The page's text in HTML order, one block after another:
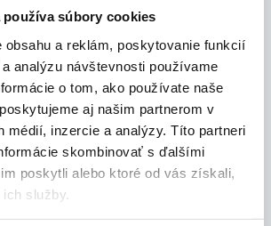
súbory cookies
obsahu a reklám, poskytovanie funkcií
analýzu návštevnosti používame
o tom, ako používate naše
aj našim partnerom v
médií, inzercie a analýzy. Títo partneri
skombinovať s ďalšími
poskytli alebo ktoré od vás získali,
služby.
na 90˚C, čo umožňuje úplnú
a jednoduchú údržbu
hrudníka